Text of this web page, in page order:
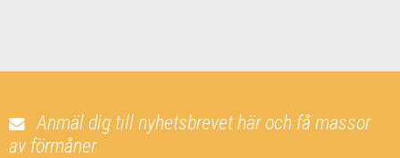
Anmäl dig till nyhetsbrevet här och få massor
av förmåner